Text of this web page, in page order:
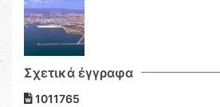
Σχετικά έγγραφα
1011765